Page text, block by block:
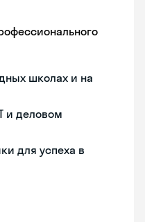
школах и на
и деловом
для успеха в